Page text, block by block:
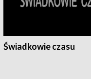
Świadkowie czasu